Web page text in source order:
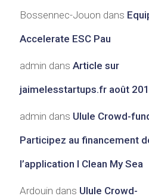
Bossennec-Jouon dans
Accelerate ESC Pau
admin dans Article sur
jaimelesstartups.fr août
admin dans Ulule Crowd-
Participez au financement
l’application I Clean My Sea
Ardouin dans Ulule Crowd-